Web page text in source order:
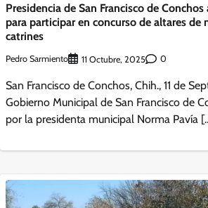
Presidencia de San Francisco de
para participar en concurso de altares de
catrines
Pedro Sarmiento 11 Octubre, 2025 0
San Francisco de Conchos, Chih., 11 de
Gobierno Municipal de San Francisco de
por la presidenta municipal Norma Pavía